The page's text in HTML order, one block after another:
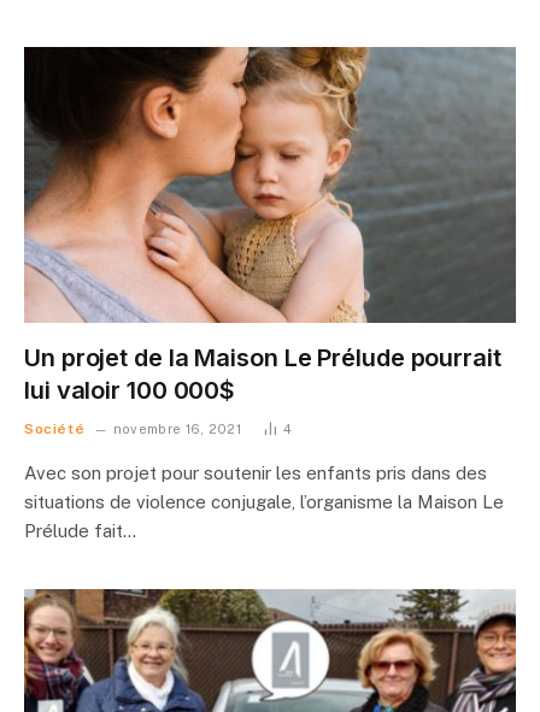
Un projet de la Maison Le Prélude pourrait
lui valoir 100 000$
Société novembre 16, 2021 4
Avec son projet pour soutenir les enfants pris dans des
situations de violence conjugale, l’organisme la Maison Le
Prélude fait…